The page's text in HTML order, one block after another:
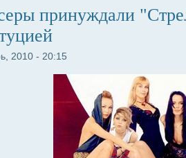
принуждaли
2010 - 20:15